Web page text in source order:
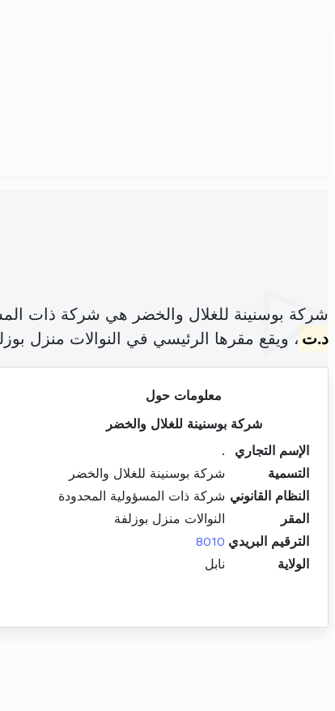
شركة بوسنينة للغلال والخضر هي شركة ذات
د.ت ، ويقع مقرها الرئيسي في النوالات منزل
معلومات حول
شركة بوسنينة للغلال والخضر
الإسم التجاري
.
التسمية
شركة بوسنينة للغلال والخضر
النظام القانوني شركة ذات المسؤولية المحدودة
المقر
النوالات منزل بوزلفة
الترقيم البريدي 8010
الولاية
نابل